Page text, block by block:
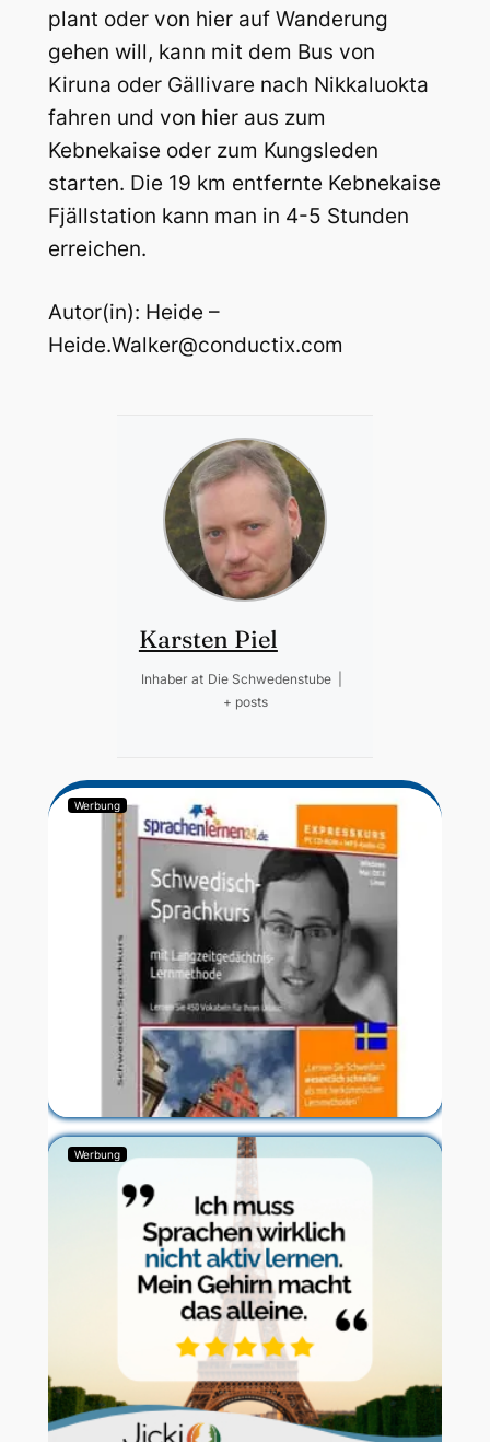
plant oder von hier auf Wanderung
gehen will, kann mit dem Bus von
Kiruna oder Gällivare nach Nikkaluokta
fahren und von hier aus zum
Kebnekaise oder zum Kungsleden
starten. Die 19 km entfernte Kebnekaise
Fjällstation kann man in 4-5 Stunden
erreichen.
Autor(in): Heide –
Heide.Walker@conductix.com
Karsten Piel
Inhaber at Die Schwedenstube
+ posts
Werbung
Werbung